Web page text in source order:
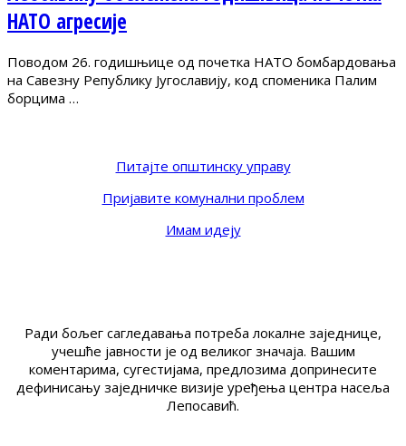
НАТО агресије
Поводом 26. годишњице од почетка НАТО бомбардовања
на Савезну Републику Југославију, код споменика Палим
борцима …
Питајте општинску управу
Пријавите комунални проблем
Имам идеју
Ради бољег сагледавања потреба локалне заједнице,
учешће јавности је од великог значаја. Вашим
коментарима, сугестијама, предлозима допринесите
дефинисању заједничке визије уређења центра насеља
Лепосавић.